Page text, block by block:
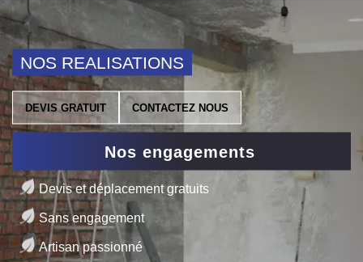
NOS REALISATIONS
DEVIS GRATUIT CONTACTEZ NOUS
Nos engagements
Devis et déplacement gratuits
Sans engagement
Artisan passionné